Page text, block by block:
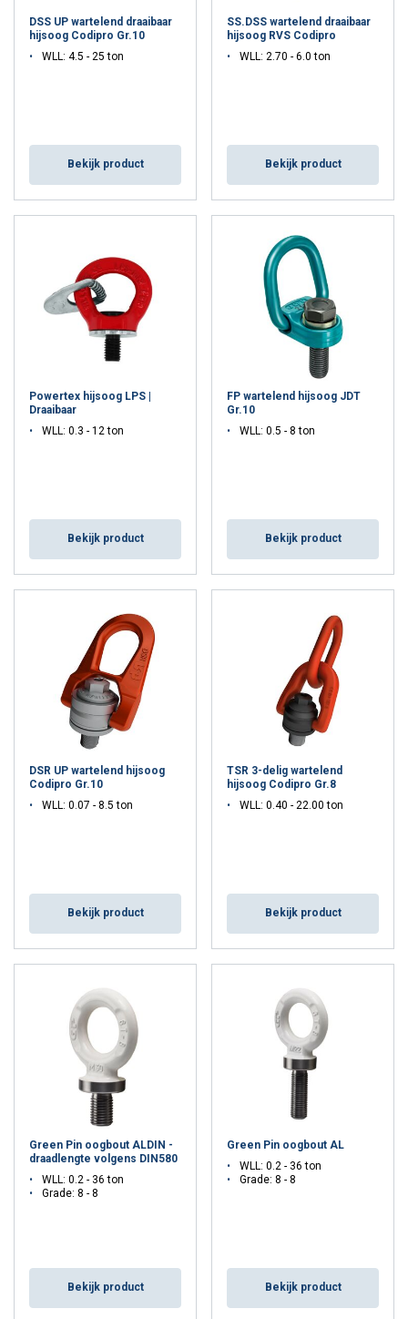
DSS UP wartelend draaibaar
hijsoog Codipro Gr.10
WLL: 4.5 - 25 ton
Bekijk product
SS.DSS wartelend draaibaar
hijsoog RVS Codipro
WLL: 2.70 - 6.0 ton
Bekijk product
Powertex hijsoog LPS |
Draaibaar
WLL: 0.3 - 12 ton
Bekijk product
FP wartelend hijsoog JDT
Gr.10
WLL: 0.5 - 8 ton
Bekijk product
DSR UP wartelend hijsoog
Codipro Gr.10
WLL: 0.07 - 8.5 ton
Bekijk product
TSR 3-delig wartelend
hijsoog Codipro Gr.8
WLL: 0.40 - 22.00 ton
Bekijk product
Green Pin oogbout ALDIN -
draadlengte volgens DIN580
WLL: 0.2 - 36 ton
Grade: 8 - 8
Bekijk product
Green Pin oogbout AL
WLL: 0.2 - 36 ton
Grade: 8 - 8
Bekijk product